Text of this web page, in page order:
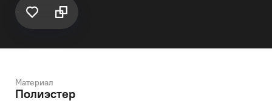
Материал
Полиэстер